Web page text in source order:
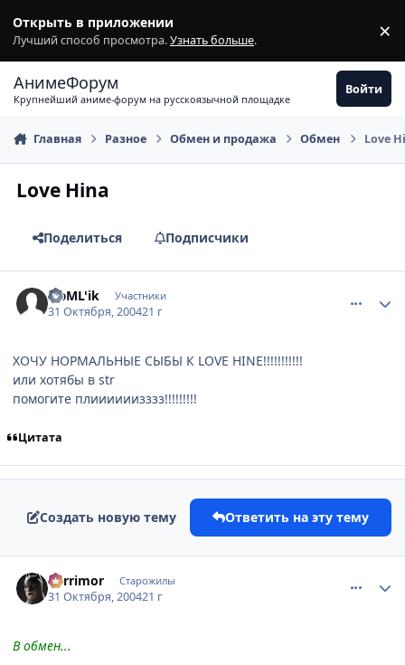
Открыть в приложении
Лучший способ просмотра.Узнать больше. ×
АнимеФорум
Крупнейший аниме-форум на русскоязычной площадке
Войти
Главная Разное Обмен и продажа Обмен Love
Love Hina
Поделиться Подписчики
ZюML'ik Участники
31 Октября, 200421 г
ХОЧУ НОРМАЛЬНЫЕ СЫБЫ К LOVE HINE!!!!!!!!!!!
или хотябы в str
помогите плиииииизззз!!!!!!!!!
Цитата
Создать новую тему Ответить на эту тему
Berrimor Старожилы
31 Октября, 200421 г
В обмен...